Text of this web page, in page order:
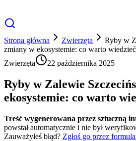
Strona główna Zwierzęta
Ryby w
zmiany w ekosystemie: co warto
Zwierzęta
22 października 2025
Ryby w Zalewie
ekosystemie: co warto
Treść wygenerowana przez sztuczną
powstał automatycznie i nie był
Zauważyłeś błąd? Zgłoś go przez